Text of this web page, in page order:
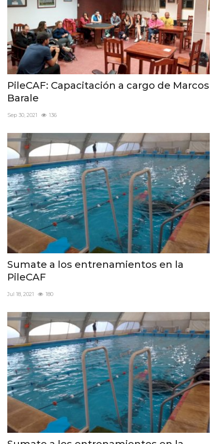
PileCAF: Capacitación a cargo de Marcos
Barale
Sep 30, 2021 136
Sumate a los entrenamientos en la
PileCAF
Jul 18, 2021 180